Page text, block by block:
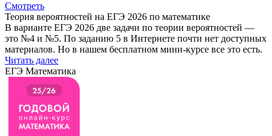
Смотреть
Теория вероятностей на ЕГЭ 2026 по математике
В варианте ЕГЭ 2026 две задачи по теории вероятностей —
это №4 и №5. По заданию 5 в Интернете почти нет доступных
материалов. Но в нашем бесплатном мини-курсе все это есть.
Читать далее
ЕГЭ Математика